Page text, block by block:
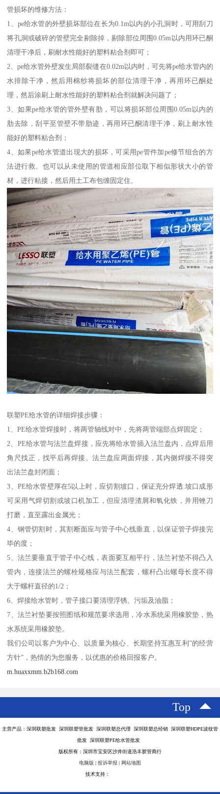
管损坏的维修方法：
1、pe给水管的外壁损坏部位在长为0.1m以内的小孔洞时，可用刮刀
将孔洞或破碎的管壁完全剔除掉，剔除部位周围0.05m以内用环已酮
清理干净后，刷耐水性能好的塑料粘合剂即可；
2、pe给水管外壁发生局部裂缝在0.02m以内时，可先将pe给水管内的
水排除干净，然后用棉纱将损坏的部位清理干净，再用环已酮处
理，然后涂刷上耐水性能好的塑料粘合剂就解决问题了；
3、如果pe给水管的管外壁有肋，可以将损坏部位周围0.05m以内的
肋去除，刮平至管壁不带肋迹，再用环已酮清理干净，刷上耐水性
能好的塑料粘合剂；
4、如果pe给水管道出现大的损坏，可采用pe管件加pe修节组合的方
法进行救。也可以从未使用的管道相应部位取下相似形状大小的管
材，进行粘接，然后用土工布包缠固定住。
联塑PE给水管的详细焊接步骤：
1、PE给水管焊接时，将两管轴线对中，先将两管端部点焊固定；
2、PE给水管与法兰盘焊接，应先将给水管插入法兰盘内，点焊后用
角尺找正，找平后再焊接。法兰盘应两面焊接，其内侧焊接不得突
出法兰盘封闭面；
3、PE给水管壁厚在5以上时，应切割坡口，保证充分焊透.坡口成形
可采用气焊切割或坡口机加工，但应清理渣屑和氧化铁，并用锉刀
打磨，直至露出金属光；
4、钢管切割时，其割断面应与管子中心线垂直，以保证管子焊接完
毕的度；
5、法兰要垂直于管子中心线，表面要互相平行，法兰衬垫不得凸入
管内，连接法兰的螺栓规格应与法兰配套，螺杆凸出螺母长度不得
大于螺杆直径的1/2；
6、焊接给水管时，管子接口要清理浮锈、污垢及油脂；
7、法兰衬垫要按照图纸和规范要求选用，冷水系统采用橡胶垫，热
水系统采用橡胶垫。
我们公司以客户为中心、以质量为核心、长期坚持互惠互利”的经营
方针”，热情的为您服务，以优惠的价格回报客户。
m.huaxxmm.b2b168.com
Top
主营产品：深圳联塑批发 深圳联塑管批发 深圳联塑总代理 深圳联塑总经销 深圳联塑HDPE波纹管
批发 深圳联塑PE给水管批发
版权所有：深圳市宝安区沙井街道浩丰胶管商行
电脑版 | 投诉举报 | 网站地图
技术支持：